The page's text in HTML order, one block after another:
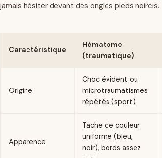
jamais hésiter devant des ongles pieds noircis.
Caractéristique
Hématome
(traumatique)
Origine
Choc évident ou
microtraumatismes
répétés (sport).
Apparence
Tache de couleur
uniforme (bleu,
noir), bords assez